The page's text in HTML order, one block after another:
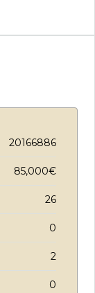
20166886
85,000€
26
0
2
0